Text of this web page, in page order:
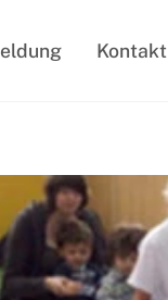
Kontakt